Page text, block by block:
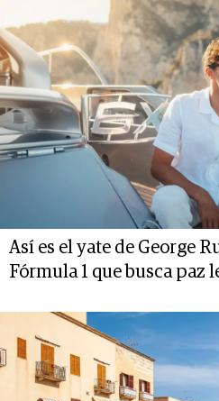
Así es el yate de George
Fórmula 1 que busca paz